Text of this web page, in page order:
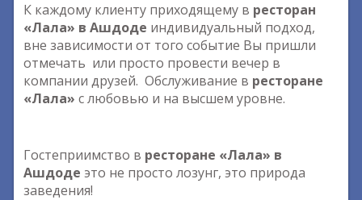
К каждому клиенту приходящему в ресторан
«Лала» в Ашдоде индивидуальный подход,
вне зависимости от того событие Вы пришли
отмечать или просто провести вечер в
компании друзей. Обслуживание в ресторане
«Лала» с любовью и на высшем уровне.
Гостеприимство в ресторане «Лала» в
Ашдоде это не просто лозунг, это природа
заведения!